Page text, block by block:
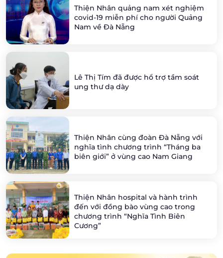
Thiện Nhân quảng nam xét nghiệm
covid-19 miễn phí cho người Quảng
Nam về Đà Nẵng
Lê Thị Tím đã được hổ trợ tầm soát
ung thư dạ dày
Thiện Nhân cùng đoàn Đà Nẵng với
nghĩa tình chương trình “Tháng ba
biên giới” ở vùng cao Nam Giang
Thiện Nhân hospital và hành trình
đến với đồng bào vùng cao trong
chương trình “Nghĩa Tình Biên
Cương”